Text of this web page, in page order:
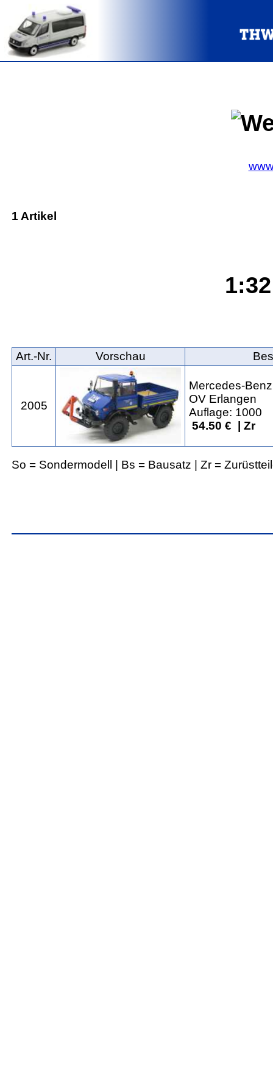
1 Artikel
Art.‑Nr. Vorschau
2005
Mercedes-
OV Erlangen
Auflage: 1000
54.50 € | Zr
So = Sondermodell | Bs = Bausatz | Zr =